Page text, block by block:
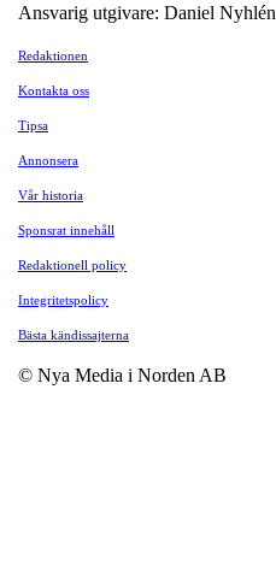
Ansvarig utgivare: Daniel Nyhlén
Redaktionen
Kontakta oss
Tipsa
Annonsera
Vår historia
Sponsrat innehåll
Redaktionell policy
Integritetspolicy
Bästa kändissajterna
© Nya Media i Norden AB